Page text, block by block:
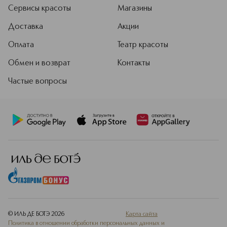
Сервисы красоты
Доставка
Оплата
Обмен и возврат
Частые вопросы
Магазины
Акции
Театр красоты
Контакты
© ИЛЬ ДЕ БОТЭ 2026
Карта сайта
Политика в отношении обработки персональных данных и